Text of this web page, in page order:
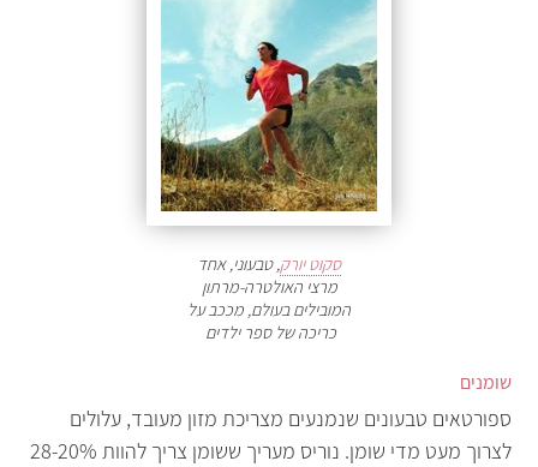
סקוט יורק , טבעוני, אחד
מרצי האולטרה-מרתון
המובילים בעולם, מככב על
כריכה של ספר ילדים
שומנים
ספורטאים טבעונים שנמנעים מצריכת מזון מעובד, עלולים
לצרוך מעט מדי שומן. נוריס מעריך ששומן צריך להוות 28-20%